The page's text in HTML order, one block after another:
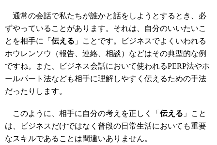
通常の会話で私たちが誰かと話をしようとするとき、必
ずやっていることがあります。それは、自分のいいたいこ
とを相手に「 伝える 」ことです。ビジネスでよくいわれる
ホウレンソウ（報告、連絡、相談）などはその典型的な例
ですね。また、ビジネス会話において使われるPERP法やホ
ールパート法なども相手に理解しやすく伝えるための手法
だったりします。
このように、相手に自分の考えを正しく「 伝える 」こと
は、ビジネスだけではなく普段の日常生活においても重要
なスキルであることは間違いありません。